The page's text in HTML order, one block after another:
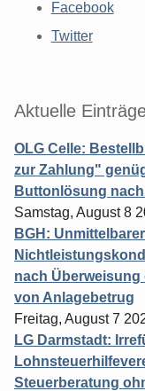
Facebook
Twitter
Aktuelle
OLG Celle:
zur Zahlung"
Buttonlösung
Samstag, August 8
BGH:
nach
von Anlagebetrug
Freitag, August 7
LG Darmstadt:
Steuerberatung